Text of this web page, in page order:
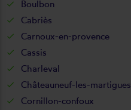
Boulbon
Cabriès
Carnoux-en-provence
Cassis
Charleval
Châteauneuf-les-martigues
Cornillon-confoux